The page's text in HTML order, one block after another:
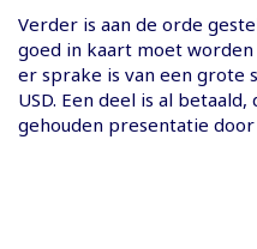
Verder is aan de orde
goed in kaart moet
er sprake is van een grote
USD. Een deel is al
gehouden presentatie door